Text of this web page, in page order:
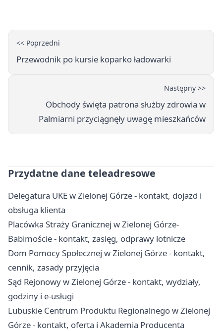
<< Poprzedni
Przewodnik po kursie koparko ładowarki
Następny >>
Obchody święta patrona służby zdrowia w
Palmiarni przyciągnęły uwagę mieszkańców
Przydatne dane teleadresowe
Delegatura UKE w Zielonej Górze - kontakt, dojazd i
obsługa klienta
Placówka Straży Granicznej w Zielonej Górze-
Babimoście - kontakt, zasięg, odprawy lotnicze
Dom Pomocy Społecznej w Zielonej Górze - kontakt,
cennik, zasady przyjęcia
Sąd Rejonowy w Zielonej Górze - kontakt, wydziały,
godziny i e-usługi
Lubuskie Centrum Produktu Regionalnego w Zielonej
Górze - kontakt, oferta i Akademia Producenta